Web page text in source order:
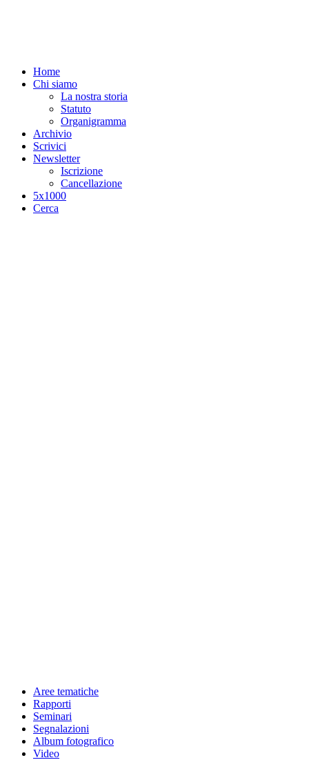
Home
Chi siamo
La nostra storia
Statuto
Organigramma
Archivio
Scrivici
Newsletter
Iscrizione
Cancellazione
5x1000
Cerca
Aree tematiche
Rapporti
Seminari
Segnalazioni
Album fotografico
Video